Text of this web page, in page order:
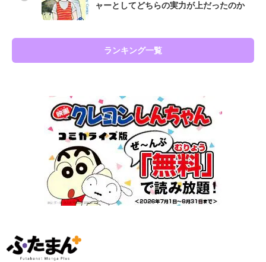
ャーとしてどちらの実力が上だったのか
ランキング一覧